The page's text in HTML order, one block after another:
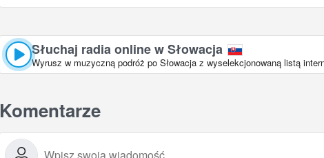
Słuchaj radia online w Słowacja
Wyrusz w muzyczną podróż po Słowacja z wyselekcjonowaną listą
Komentarze